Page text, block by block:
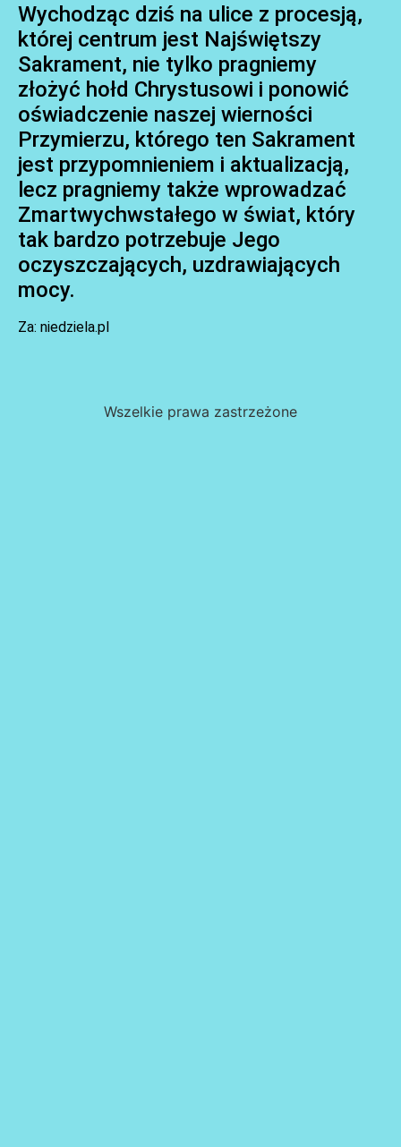
Wychodząc dziś na ulice z procesją,
której centrum jest Najświętszy
Sakrament, nie tylko pragniemy
złożyć hołd Chrystusowi i ponowić
oświadczenie naszej wierności
Przymierzu, którego ten Sakrament
jest przypomnieniem i aktualizacją,
lecz pragniemy także wprowadzać
Zmartwychwstałego w świat, który
tak bardzo potrzebuje Jego
oczyszczających, uzdrawiających
mocy.
Za: niedziela.pl
Wszelkie prawa zastrzeżone